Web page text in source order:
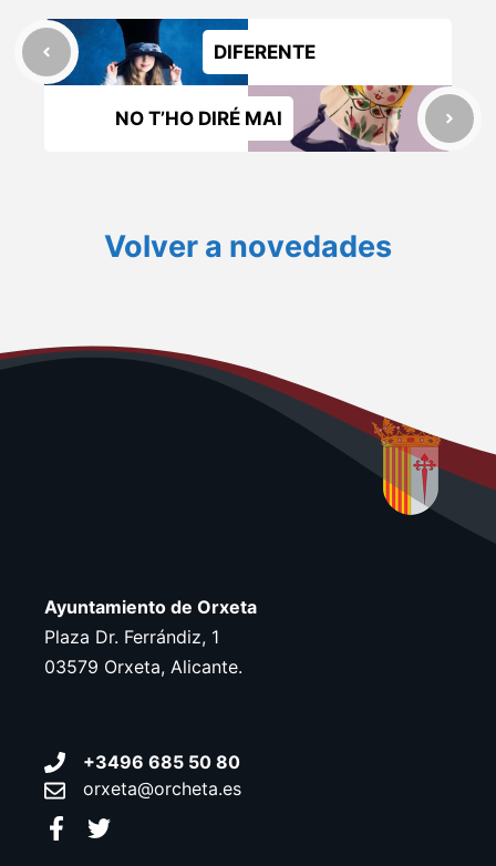
DIFERENTE
NO T’HO DIRÉ MAI
Volver a novedades
Ayuntamiento de Orxeta
Plaza Dr. Ferrándiz, 1
03579 Orxeta, Alicante.
+3496 685 50 80
orxeta@orcheta.es